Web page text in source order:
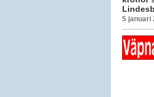
5 januari